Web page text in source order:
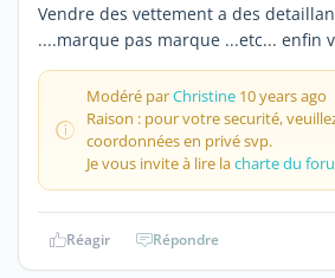
Vendre des vettement a des
....marque pas marque ...etc... enfin
Modéré parChristine 10 years ago
Raison : pour votre securité,
coordonnées en privé svp.
Je vous invite à lire lacharte du
Réagir Répondre